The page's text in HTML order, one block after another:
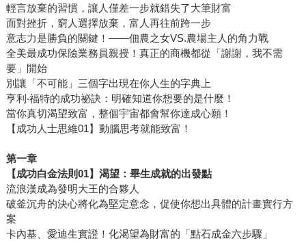
輕言放棄的習慣，讓人僅差一步就錯失了大筆財富
面對挫折，窮人選擇放棄，富人再往前跨一步
意志力是勝負的關鍵！——佃農之女VS.農場主人的角力戰
全美最成功保險業務員親授！真正的商機都從「謝謝，我不需
要」開始
別讓「不可能」三個字出現在你人生的字典上
亨利‧福特的成功祕訣：明確知道你想要的是什麼！
當你真切渴望致富，整個宇宙都會幫你達成心願！
【成功人士思維01】動腦思考就能致富！
第一章
【成功白金法則01】渴望：畢生成就的出發點
流浪漢成為發明大王的合夥人
破釜沉舟的決心將化為堅定意念，促使你想出具體的計畫實行方
案
卡內基、愛迪生實證！化渴望為財富的「點石成金六步驟」